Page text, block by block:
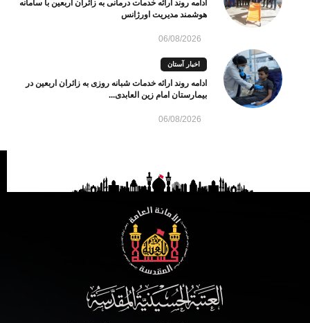
ادامه روند ارائه خدمات درمانی به زائران اربعین با سامانه
هوشمند مدیریت اورژانس
06/08/2026
اخبار آستان
ادامه روند ارائه خدمات شبانه روزی به زائران اربعین در
بیمارستان امام زین العابدی...
06/08/2026